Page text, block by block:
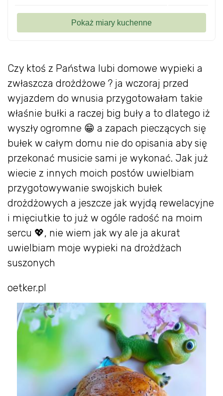
Czy ktoś z Państwa lubi domowe wypieki a
zwłaszcza drożdżowe ? ja wczoraj przed
wyjazdem do wnusia przygotowałam takie
właśnie bułki a raczej big buły a to dlatego iż
wyszły ogromne 😁 a zapach pieczących się
bułek w całym domu nie do opisania aby się
przekonać musicie sami je wykonać. Jak już
wiecie z innych moich postów uwielbiam
przygotowywanie swojskich bułek
drożdżowych a jeszcze jak wyjdą rewelacyjne
i mięciutkie to już w ogóle radość na moim
sercu 💖, nie wiem jak wy ale ja akurat
uwielbiam moje wypieki na drożdżach
suszonych
oetker.pl